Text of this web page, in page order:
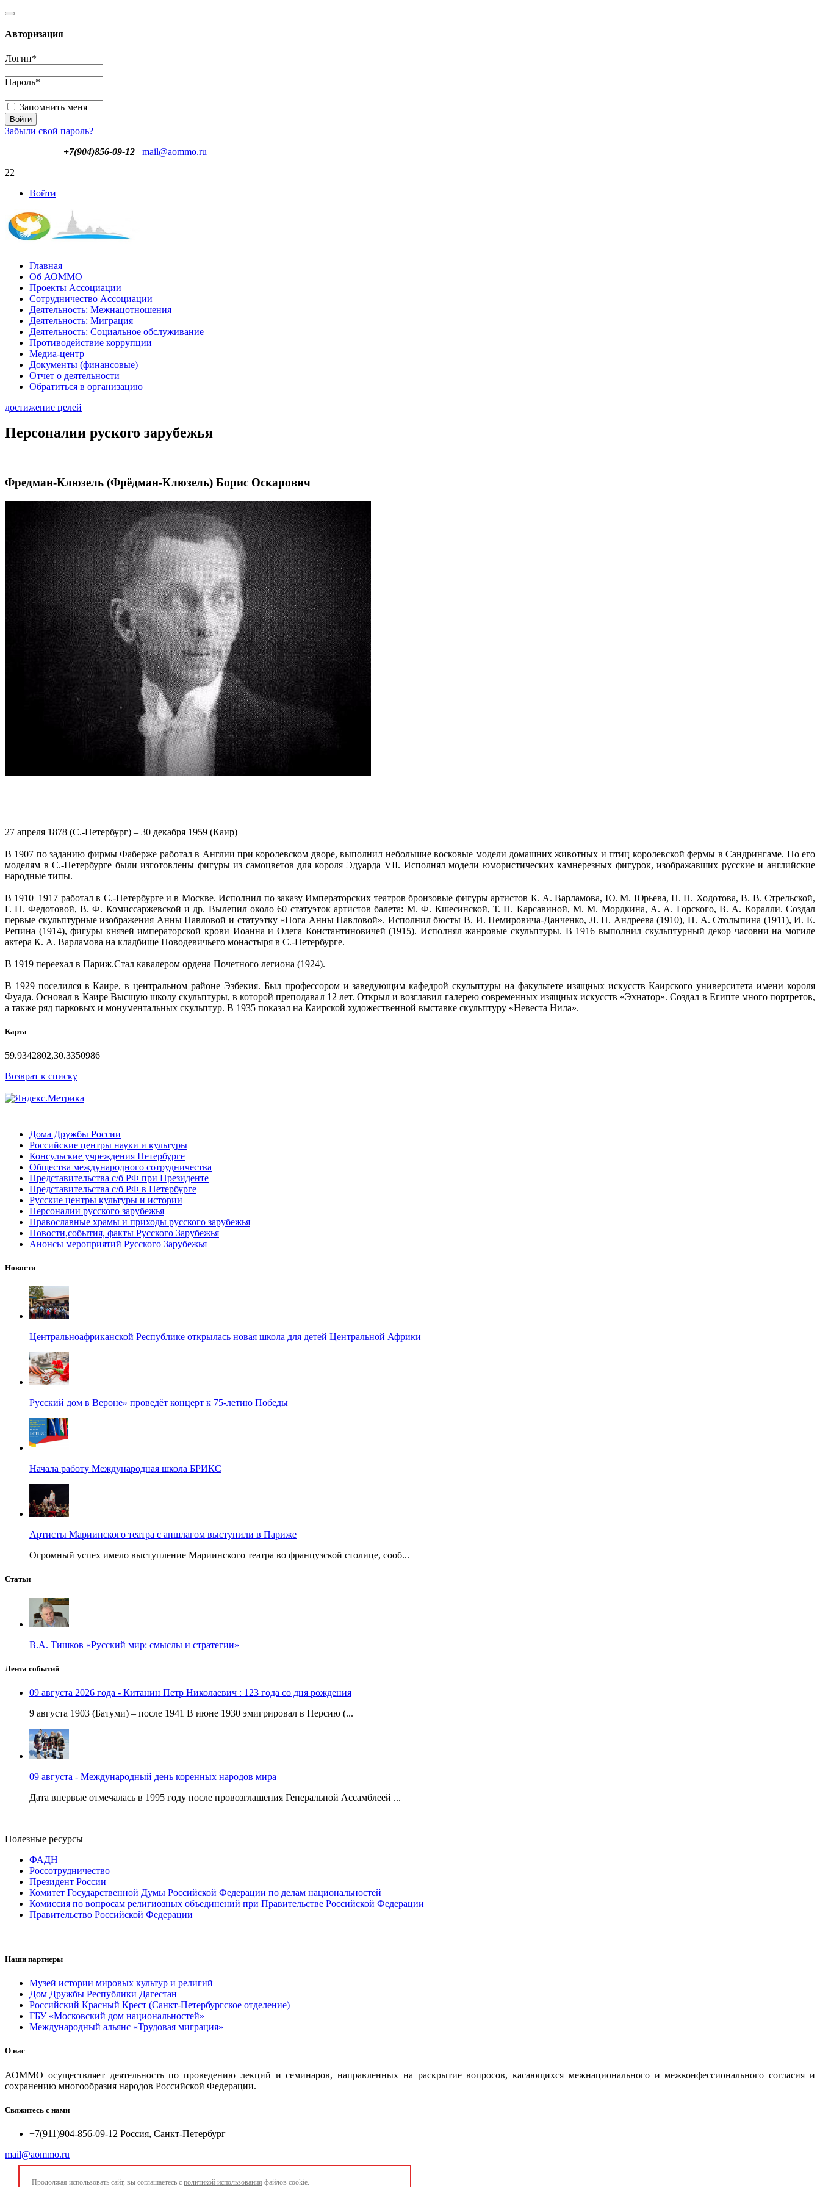
Авторизация
Логин*
Пароль*
Запомнить меня
Забыли свой пароль?
+7(904)856-09-12
mail@aommo.ru
22
Войти
Главная
Об АОММО
Проекты Ассоциации
Сотрудничество Ассоциации
Деятельность: Межнацотношения
Деятельность: Миграция
Деятельность: Социальное обслуживание
Противодействие коррупции
Медиа-центр
Документы (финансовые)
Отчет о деятельности
Обратиться в организацию
достижение целей
Персоналии руского зарубежья
Фредман-Клюзель (Фрёдман-Клюзель) Борис Оскарович
27 апреля 1878 (С.-Петербург) – 30 декабря 1959 (Каир)
В 1907 по заданию фирмы Фаберже работал в Англии при королевском дворе, выполнил небольшие восковые модели домашних животных и птиц королевской фермы в Сандрингаме. По его
моделям в С.-Петербурге были изготовлены фигуры из самоцветов для короля Эдуарда VII. Исполнял модели юмористических камнерезных фигурок, изображавших русские и английские
народные типы.
В 1910–1917 работал в С.-Петербурге и в Москве. Исполнил по заказу Императорских театров бронзовые фигуры артистов К. А. Варламова, Ю. М. Юрьева, Н. Н. Ходотова, В. В. Стрельской,
Г. Н. Федотовой, В. Ф. Комиссаржевской и др. Вылепил около 60 статуэток артистов балета: М. Ф. Кшесинской, Т. П. Карсавиной, М. М. Мордкина, А. А. Горского, В. А. Коралли. Создал
первые скульптурные изображения Анны Павловой и статуэтку «Нога Анны Павловой». Исполнил бюсты В. И. Немировича-Данченко, Л. Н. Андреева (1910), П. А. Столыпина (1911), И. Е.
Репина (1914), фигуры князей императорской крови Иоанна и Олега Константиновичей (1915). Исполнял жанровые скульптуры. В 1916 выполнил скульптурный декор часовни на могиле
актера К. А. Варламова на кладбище Новодевичьего монастыря в С.-Петербурге.
В 1919 переехал в Париж.Стал кавалером ордена Почетного легиона (1924).
В 1929 поселился в Каире, в центральном районе Эзбекия. Был профессором и заведующим кафедрой скульптуры на факультете изящных искусств Каирского университета имени короля
Фуада. Основал в Каире Высшую школу скульптуры, в которой преподавал 12 лет. Открыл и возглавил галерею современных изящных искусств «Эхнатор». Создал в Египте много портретов,
а также ряд парковых и монументальных скульптур. В 1935 показал на Каирской художественной выставке скульптуру «Невеста Нила».
Карта
59.9342802,30.3350986
Возврат к списку
Дома Дружбы России
Российские центры науки и культуры
Консульские учреждения Петербурге
Общества международного сотрудничества
Представительства с/б РФ при Президенте
Представительства с/б РФ в Петербурге
Русские центры культуры и истории
Персоналии русского зарубежья
Православные храмы и приходы русского зарубежья
Новости,события, факты Русского Зарубежья
Анонсы мероприятий Русского Зарубежья
Новости
Центральноафриканской Республике открылась новая школа для детей Центральной Африки
Русский дом в Вероне» проведёт концерт к 75-летию Победы
Начала работу Международная школа БРИКС
Артисты Мариинского театра с аншлагом выступили в Париже
Огромный успех имело выступление Мариинского театра во французской столице, сооб...
Статьи
В.А. Тишков «Русский мир: смыслы и стратегии»
Лента событий
09 августа 2026 года - Китанин Петр Николаевич : 123 года со дня рождения
9 августа 1903 (Батуми) – после 1941 В июне 1930 эмигрировал в Персию (...
09 августа - Международный день коренных народов мира
Дата впервые отмечалась в 1995 году после провозглашения Генеральной Ассамблеей ...
Полезные ресурсы
ФАДН
Россотрудничество
Президент России
Комитет Государственной Думы Российской Федерации по делам национальностей
Комиссия по вопросам религиозных объединений при Правительстве Российской Федерации
Правительство Российской Федерации
Наши партнеры
Музей истории мировых культур и религий
Дом Дружбы Республики Дагестан
Российский Красный Крест (Санкт-Петербургское отделение)
ГБУ «Московский дом национальностей»
Международный альянс «Трудовая миграция»
О нас
АОММО осуществляет деятельность по проведению лекций и семинаров, направленных на раскрытие вопросов, касающихся межнационального и межконфессионального согласия и
сохранению многообразия народов Российской Федерации.
Свяжитесь с нами
+7(911)904-856-09-12 Россия, Санкт-Петербург
mail@aommo.ru
Продолжая использовать сайт, вы соглашаетесь с политикой использования файлов cookie.